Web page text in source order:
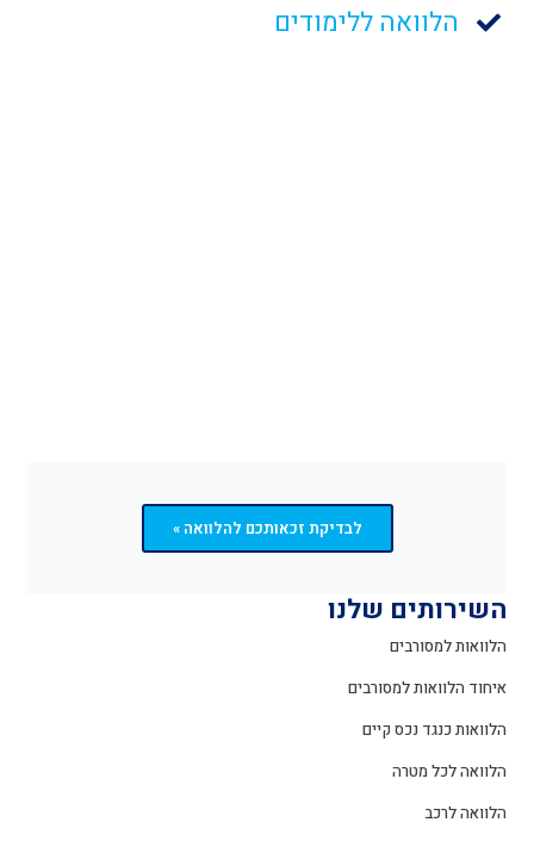
הלוואה ללימודים
לבדיקת זכאותכם להלוואה »
השירותים שלנו
הלוואות למסורבים
איחוד הלוואות למסורבים
הלוואות כנגד נכס קיים
הלוואה לכל מטרה
הלוואה לרכב